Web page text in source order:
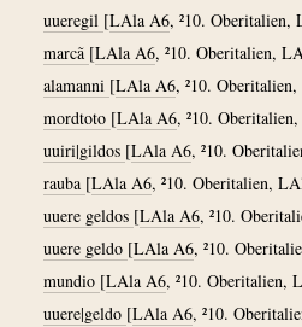
uueregil [LAla A6, ²10.
marcã [LAla A6, ²10. Oberitalien,
alamanni [LAla A6, ²10.
mordtoto [LAla A6, ²10.
uuiri|gildos [LAla A6, ²10.
rauba [LAla A6, ²10. Oberitalien,
uuere geldos [LAla A6, ²10.
uuere geldo [LAla A6, ²10.
mundio [LAla A6, ²10.
uuere|geldo [LAla A6, ²10.